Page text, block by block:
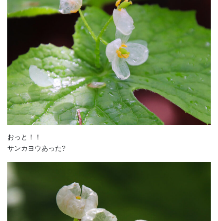
おっと！！
サンカヨウあった?